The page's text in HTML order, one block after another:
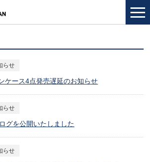
らせ
ース4点発売遅延のお知らせ
らせ
グを公開いたしました
らせ